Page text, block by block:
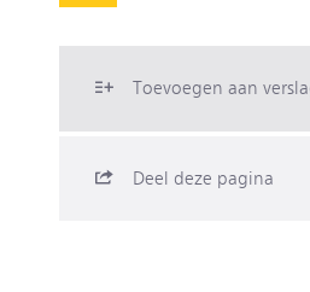
Toevoegen aan
Deel deze pagina